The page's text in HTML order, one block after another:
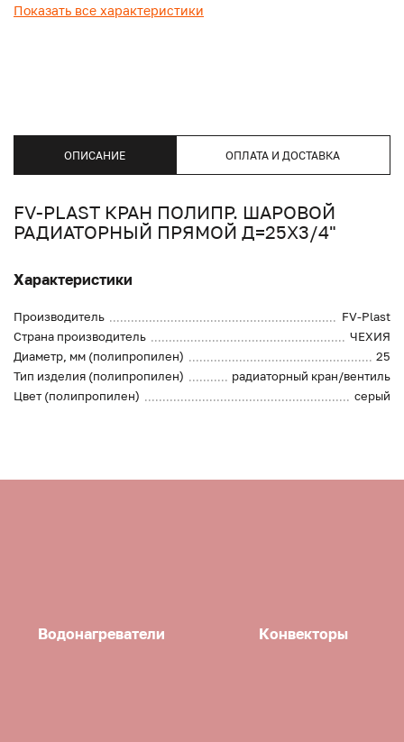
Показать все характеристики
ОПИСАНИЕ ОПЛАТА И ДОСТАВКА
FV-PLAST КРАН ПОЛИПР. ШАРОВОЙ
РАДИАТОРНЫЙ ПРЯМОЙ Д=25Х3/4"
Характеристики
Производитель
FV-Plast
Страна производитель
ЧЕХИЯ
Диаметр, мм (полипропилен)
25
Тип изделия (полипропилен)
радиаторный кран/вентиль
Цвет (полипропилен)
серый
Водонагреватели Конвекторы